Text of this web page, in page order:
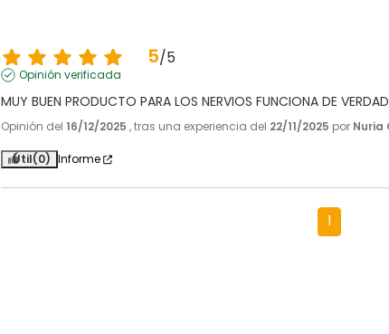
5/5
Opinión verificada
MUY BUEN PRODUCTO PARA LOS NERVIOS FUNCIONA DE
Opinión del 16/12/2025 , tras una experiencia del 22/11/2025 por Nuria
Útil(0) Informe
1